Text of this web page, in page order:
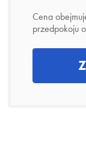
Cena
przedpokoju